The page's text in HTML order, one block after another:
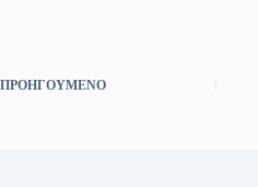
ΠΡΟΗΓΟΎΜΕΝΟ